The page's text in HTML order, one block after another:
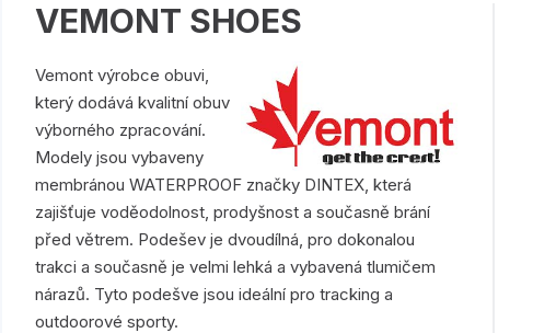
VEMONT SHOES
Vemont výrobce obuvi,
který dodává kvalitní obuv
výborného zpracování.
Modely jsou vybaveny
membránou WATERPROOF značky DINTEX, která
zajišťuje voděodolnost, prodyšnost a současně brání
před větrem. Podešev je dvoudílná, pro dokonalou
trakci a současně je velmi lehká a vybavená tlumičem
nárazů. Tyto podešve jsou ideální pro tracking a
outdoorové sporty.